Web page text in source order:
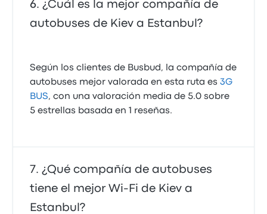
¿Cuál es la mejor compañía de
autobuses de Kiev a Estanbul?
Según los clientes de Busbud, la compañía de
autobuses mejor valorada en esta ruta es3G
BUS, con una valoración media de 5.0 sobre
5 estrellas basada en 1 reseñas.
¿Qué compañía de autobuses
tiene el mejor Wi-Fi de Kiev a
Estanbul?